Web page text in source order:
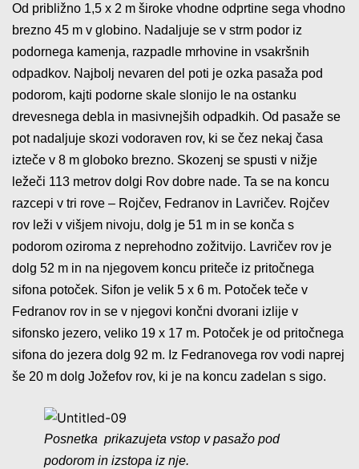
Od približno 1,5 x 2 m široke vhodne odprtine sega vhodno
brezno 45 m v globino. Nadaljuje se v strm podor iz
podornega kamenja, razpadle mrhovine in vsakršnih
odpadkov. Najbolj nevaren del poti je ozka pasaža pod
podorom, kajti podorne skale slonijo le na ostanku
drevesnega debla in masivnejših odpadkih. Od pasaže se
pot nadaljuje skozi vodoraven rov, ki se čez nekaj časa
izteče v 8 m globoko brezno. Skozenj se spusti v nižje
ležeči 113 metrov dolgi Rov dobre nade. Ta se na koncu
razcepi v tri rove – Rojčev, Fedranov in Lavričev. Rojčev
rov leži v višjem nivoju, dolg je 51 m in se konča s
podorom oziroma z neprehodno zožitvijo. Lavričev rov je
dolg 52 m in na njegovem koncu priteče iz pritočnega
sifona potoček. Sifon je velik 5 x 6 m. Potoček teče v
Fedranov rov in se v njegovi končni dvorani izlije v
sifonsko jezero, veliko 19 x 17 m. Potoček je od pritočnega
sifona do jezera dolg 92 m. Iz Fedranovega rov vodi naprej
še 20 m dolg Jožefov rov, ki je na koncu zadelan s sigo.
Posnetka prikazujeta vstop v pasažo pod
podorom in izstopa iz nje.